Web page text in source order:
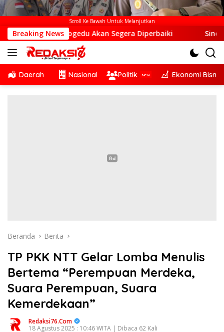
Scroll Ke Bawah Untuk Melanjutkan
Breaking News
Otogedu Akan Segera Diperbaiki Sinergi Lintas
Daerah Nasional Politik Ekonomi Bisnis
Beranda Berita
TP PKK NTT Gelar Lomba Menulis
Bertema “Perempuan Merdeka,
Suara Perempuan, Suara
Kemerdekaan”
Redaksi76.com
18 Agustus 2025 : 10:46 WITA | Dibaca 62 Kali